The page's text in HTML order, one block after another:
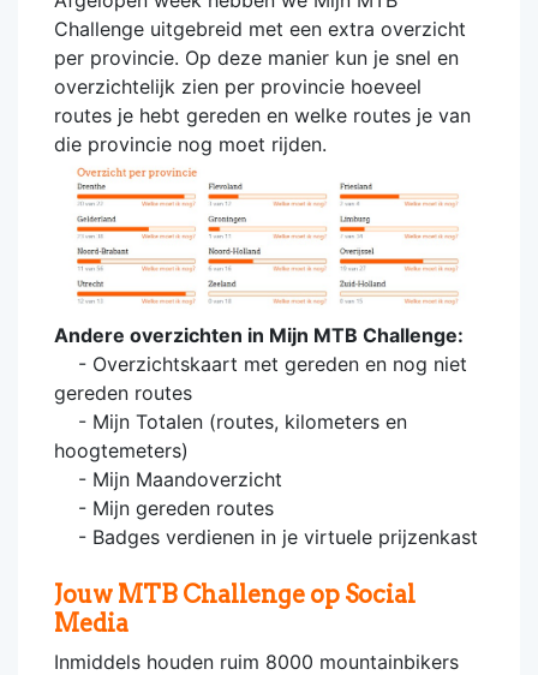
Challenge uitgebreid met een extra overzicht
per provincie. Op deze manier kun je snel en
overzichtelijk zien per provincie hoeveel
routes je hebt gereden en welke routes je van
die provincie nog moet rijden.
Andere overzichten in Mijn MTB Challenge:
- Overzichtskaart met gereden en nog niet
gereden routes
- Mijn Totalen (routes, kilometers en
hoogtemeters)
- Mijn Maandoverzicht
- Mijn gereden routes
- Badges verdienen in je virtuele prijzenkast
Jouw MTB Challenge op Social
Media
Inmiddels houden ruim 8000 mountainbikers